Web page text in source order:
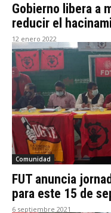
Gobierno libera a
reducir el
12 enero 2022
Comunidad
FUT anuncia
para este 15 de
6 septiembre 2021